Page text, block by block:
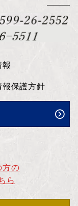
報
報保護方針
方の
ら